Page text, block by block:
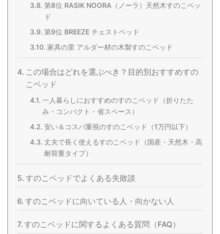
第8位 RASIK NOORA（ノーラ）天然木すのこベッ
ド
第9位 BREEZE チェストベッド
家具の里 アルダー材の木製すのこベッド
この場合はどれを選ぶべき？目的別おすすめすの
こベッド
一人暮らしにおすすめのすのこベッド（折りたた
み・コンパクト・省スペース）
安い＆コスパ重視のすのこベッド（1万円以下）
丈夫で長く使えるすのこベッド（国産・天然木・高
耐荷重タイプ）
すのこベッドでよくある失敗談
すのこベッドに向いている人・向かない人
すのこベッドに関するよくある質問（FAQ）